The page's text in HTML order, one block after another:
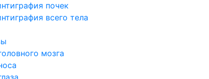
почек
всего тела
мозга